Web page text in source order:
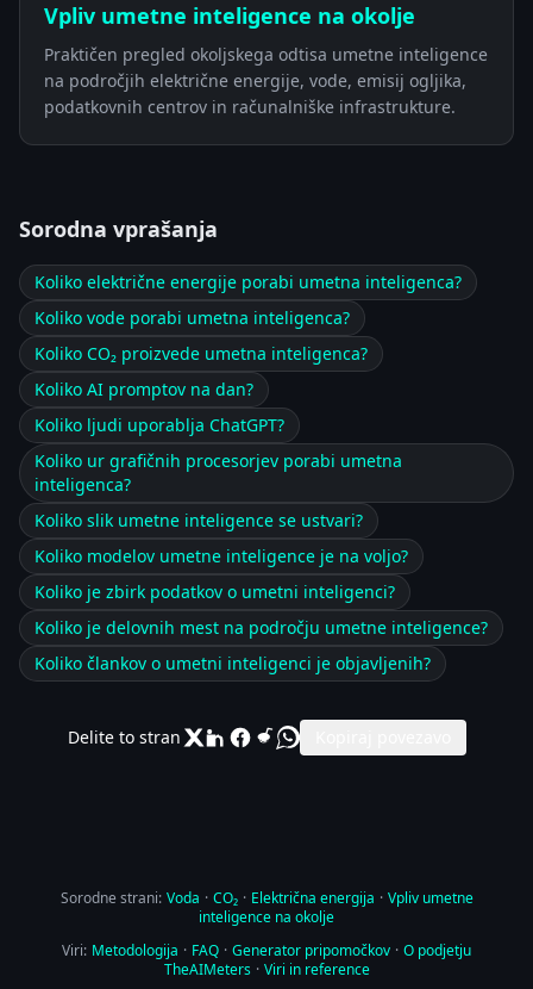
Vpliv umetne inteligence na okolje
Praktičen pregled okoljskega odtisa umetne inteligence
na področjih električne energije, vode, emisij ogljika,
podatkovnih centrov in računalniške infrastrukture.
Sorodna vprašanja
Koliko električne energije porabi umetna inteligenca?
Koliko vode porabi umetna inteligenca?
Koliko CO₂ proizvede umetna inteligenca?
Koliko AI promptov na dan?
Koliko ljudi uporablja ChatGPT?
Koliko ur grafičnih procesorjev porabi umetna
inteligenca?
Koliko slik umetne inteligence se ustvari?
Koliko modelov umetne inteligence je na voljo?
Koliko je zbirk podatkov o umetni inteligenci?
Koliko je delovnih mest na področju umetne inteligence?
Koliko člankov o umetni inteligenci je objavljenih?
Delite to stran
Sorodne strani: Voda · CO₂ · Električna energija · Vpliv umetne
inteligence na okolje
Viri: Metodologija · FAQ · Generator pripomočkov · O podjetju
TheAIMeters · Viri in reference